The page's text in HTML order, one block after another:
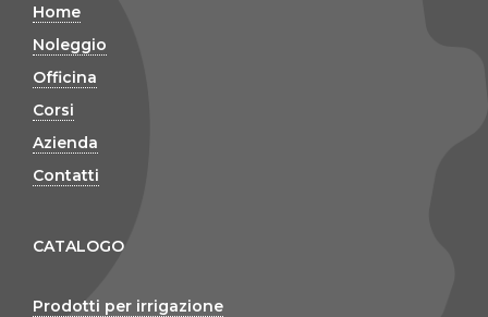
Home
Noleggio
Officina
Corsi
Azienda
Contatti
CATALOGO
Prodotti per irrigazione